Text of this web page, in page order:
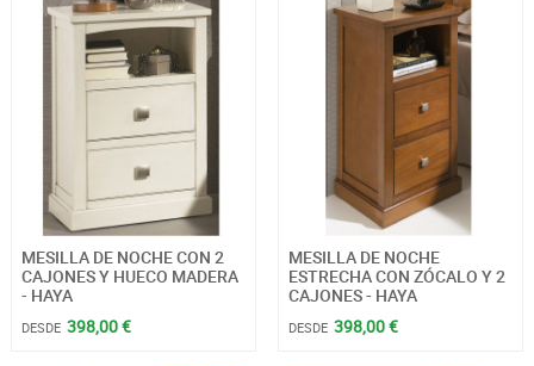
MESILLA DE NOCHE CON 2
CAJONES Y HUECO MADERA
- HAYA
DESDE 398,00 €
MESILLA DE NOCHE
ESTRECHA CON ZÓCALO Y 2
CAJONES - HAYA
DESDE 398,00 €